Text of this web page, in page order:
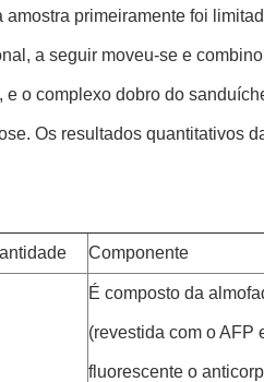
primeiramente foi
a seguir moveu-se e
o complexo dobro do
Os resultados quantitativos
Componente
É composto da
(revestida com o AFP
fluorescente o